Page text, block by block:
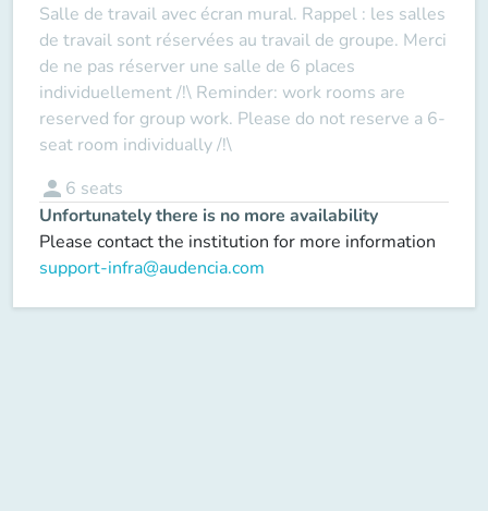
Salle de travail avec écran mural. Rappel : les salles
de travail sont réservées au travail de groupe. Merci
de ne pas réserver une salle de 6 places
individuellement /!\ Reminder: work rooms are
reserved for group work. Please do not reserve a 6-
seat room individually /!\
person 6 seats
Unfortunately there is no more availability
Please contact the institution for more information
support-infra@audencia.com